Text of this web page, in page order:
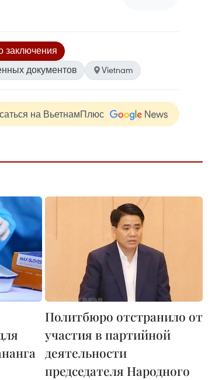
заключения
документов
Vietnam
на ВьетнамПлюс
Политбюро отстранило от
участия в партийной
деятельности
председателя Народного